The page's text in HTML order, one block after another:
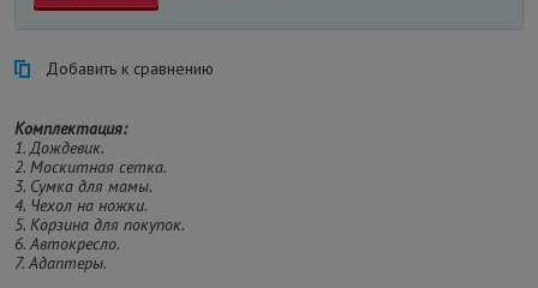
Добавить к сравнению
Комплектация:
1. Дождевик.
2. Москитная сетка.
3. Сумка для мамы.
4. Чехол на ножки.
5. Корзина для покупок.
6. Автокресло.
7. Адаптеры.